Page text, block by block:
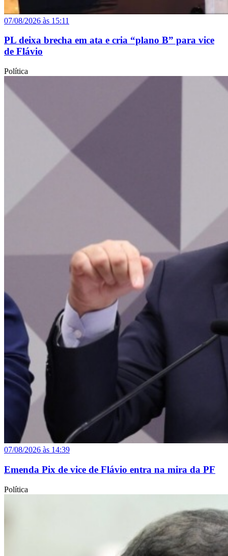
07/08/2026 às 15:11
PL deixa brecha em ata e cria “plano B” para vice
de Flávio
Política
07/08/2026 às 14:39
Emenda Pix de vice de Flávio entra na mira da PF
Política